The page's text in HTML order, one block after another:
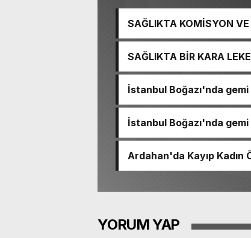
SAĞLIKTA KOMİSYON
SAĞLIKTA BİR KARA
İstanbul Boğazı'nda
İstanbul Boğazı'nda
Ardahan'da Kayıp Kadın
YORUM YAP